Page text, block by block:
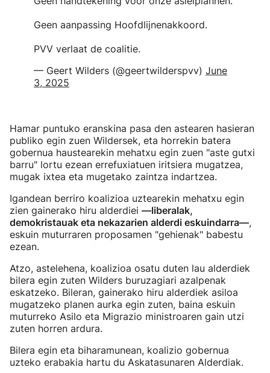
Geen aanpassing Hoofdlijnenakkoord.
PVV verlaat de coalitie.
— Geert Wilders (@geertwilderspvv) June
3, 2025
Hamar puntuko eranskina pasa den astearen hasieran
publiko egin zuen Wildersek, eta horrekin batera
gobernua haustearekin mehatxu egin zuen "aste gutxi
barru" lortu ezean errefuxiatuen iritsiera mugatzea,
mugak ixtea eta mugetako zaintza indartzea.
Igandean berriro koalizioa uztearekin mehatxu egin
zien gainerako hiru alderdiei —liberalak,
demokristauak eta nekazarien alderdi eskuindarra—,
eskuin muturraren proposamen "gehienak" babestu
ezean.
Atzo, astelehena, koalizioa osatu duten lau alderdiek
bilera egin zuten Wilders buruzagiari azalpenak
eskatzeko. Bileran, gainerako hiru alderdiek asiloa
mugatzeko planen aurka egin zuten, baina eskuin
muturreko Asilo eta Migrazio ministroaren gain utzi
zuten horren ardura.
Bilera egin eta biharamunean, koalizio gobernua
uzteko erabakia hartu du Askatasunaren Alderdiak.